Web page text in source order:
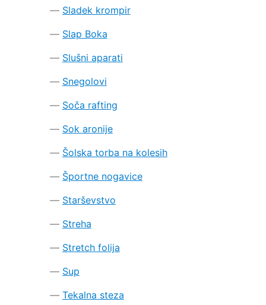
Sladek krompir
Slap Boka
Slušni aparati
Snegolovi
Soča rafting
Sok aronije
Šolska torba na kolesih
Športne nogavice
Starševstvo
Streha
Stretch folija
Sup
Tekalna steza